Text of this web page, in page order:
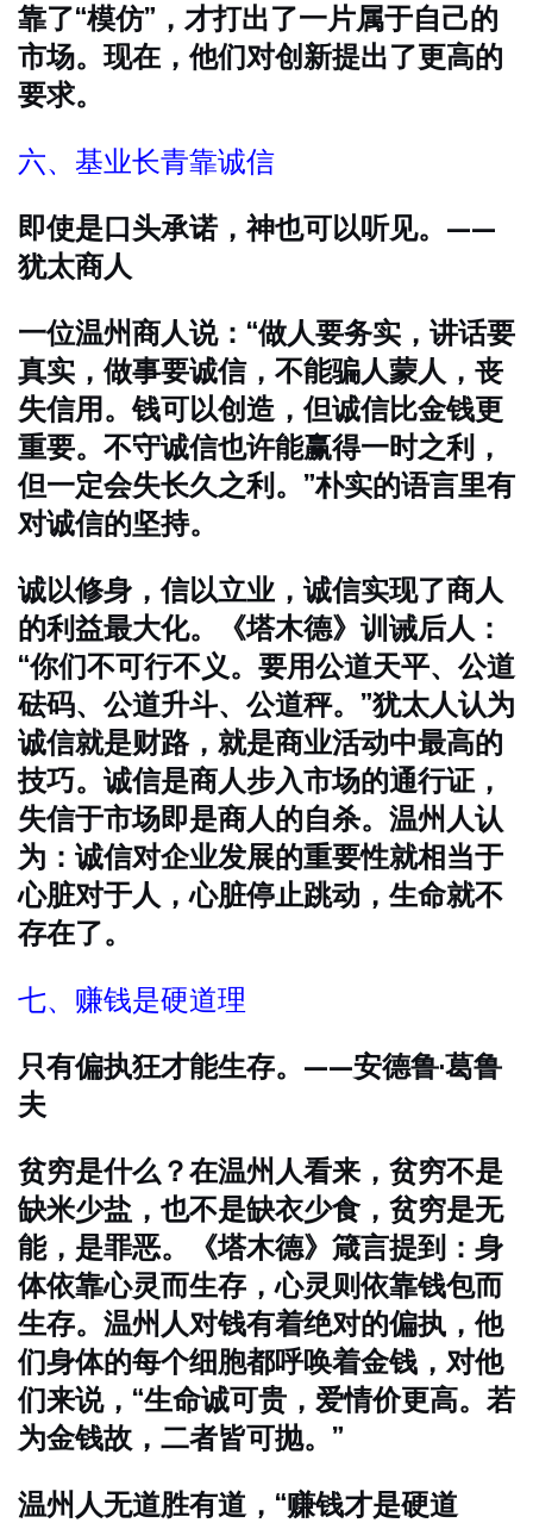
靠了“模仿”，才打出了一片属于自己的
市场。现在，他们对创新提出了更高的
要求。
六、基业长青靠诚信
即使是口头承诺，神也可以听见。——
犹太商人
一位温州商人说：“做人要务实，讲话要
真实，做事要诚信，不能骗人蒙人，丧
失信用。钱可以创造，但诚信比金钱更
重要。不守诚信也许能赢得一时之利，
但一定会失长久之利。”朴实的语言里有
对诚信的坚持。
诚以修身，信以立业，诚信实现了商人
的利益最大化。《塔木德》训诫后人：
“你们不可行不义。要用公道天平、公道
砝码、公道升斗、公道秤。”犹太人认为
诚信就是财路，就是商业活动中最高的
技巧。诚信是商人步入市场的通行证，
失信于市场即是商人的自杀。温州人认
为：诚信对企业发展的重要性就相当于
心脏对于人，心脏停止跳动，生命就不
存在了。
七、赚钱是硬道理
只有偏执狂才能生存。——安德鲁·葛鲁
夫
贫穷是什么？在温州人看来，贫穷不是
缺米少盐，也不是缺衣少食，贫穷是无
能，是罪恶。《塔木德》箴言提到：身
体依靠心灵而生存，心灵则依靠钱包而
生存。温州人对钱有着绝对的偏执，他
们身体的每个细胞都呼唤着金钱，对他
们来说，“生命诚可贵，爱情价更高。若
为金钱故，二者皆可抛。”
温州人无道胜有道，“赚钱才是硬道